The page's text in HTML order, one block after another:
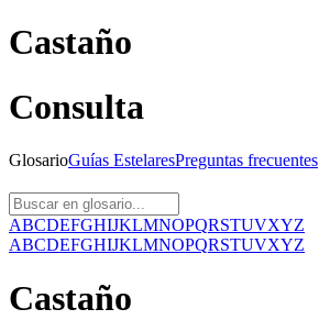
Castaño
Consulta
GlosarioGuías EstelaresPreguntas frecuentes
ABCDEFGHIJKLMNOPQRSTUVXYZ
ABCDEFGHIJKLMNOPQRSTUVXYZ
Castaño